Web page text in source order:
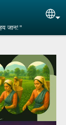
जान!"